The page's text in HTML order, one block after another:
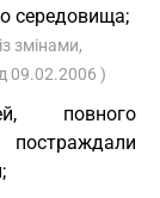
середовища;
змінами,
09.02.2006 )
повного